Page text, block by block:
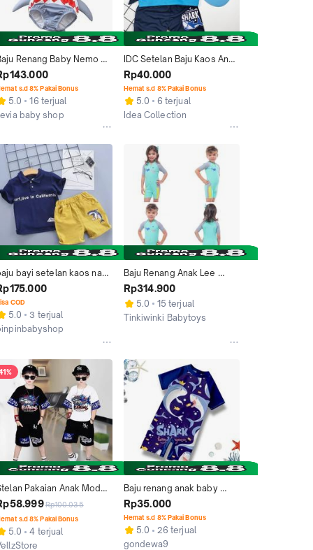
Renang Baby Nemo
Semangka Nanas
s.d 8% Pakai Bonus
5.0
16 terjual
baby shop
IDC Setelan Baju Kaos Anak
Laki-laki Lengan Pendek
Karakter Baby Shark Biru
Bisa Tambah Topi
Rp40.000
Hemat s.d 8% Pakai Bonus
5.0
6 terjual
Idea Collection
bayi setelan kaos navy
baby shark 0-3 tahun
COD
5.0
3 terjual
Baju Renang Anak Lee
Vierra Baby Shark Unisex
Jumpsuit Kids Green
Rp314.900
5.0
15 terjual
Tinkiwinki Babytoys
Pakaian Anak Model
Bahan Baby Terry
Import Motif Sablon Press
Premium Celana Baju Adem
Ukuran M L XL
Rp100.035
s.d 8% Pakai Bonus
5.0
4 terjual
Baju renang anak baby
shark 1 sampai 9 tahun
Rp35.000
Hemat s.d 8% Pakai Bonus
5.0
26 terjual
gondewa9